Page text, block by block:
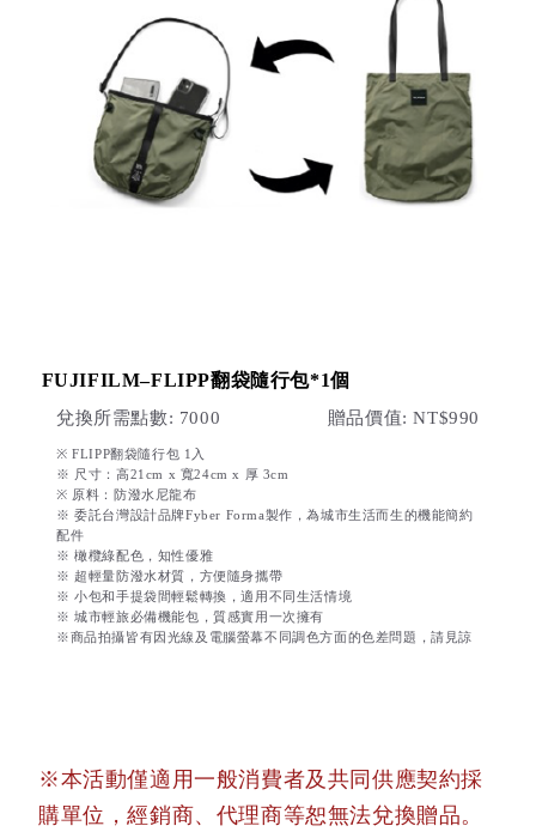
FUJIFILM–FLIPP翻袋隨行包*1個
兌換所需點數: 7000 贈品價值: NT$990
※ FLIPP翻袋隨行包 1入
※ 尺寸：高21cm x 寬24cm x 厚 3cm
※ 原料：防潑水尼龍布
※ 委託台灣設計品牌Fyber Forma製作，為城市生活而生的機能簡約
配件
※ 橄欖綠配色，知性優雅
※ 超輕量防潑水材質，方便隨身攜帶
※ 小包和手提袋間輕鬆轉換，適用不同生活情境
※ 城市輕旅必備機能包，質感實用一次擁有
※商品拍攝皆有因光線及電腦螢幕不同調色方面的色差問題，請見諒
※本活動僅適用一般消費者及共同供應契約採
購單位，經銷商、代理商等恕無法兌換贈品。